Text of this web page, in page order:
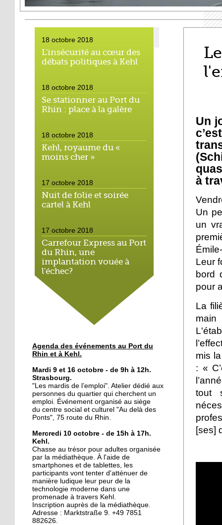
18 octobre 2018
L'insécurité au cœur des
débats politiques à Kehl
18 octobre 2018
Se stationner au Port du
Rhin : place à la galère
18 octobre 2018
Kehl, royaume du «
moins cher »
17 octobre 2018
Nuit de folie et soirée
cartel à Kehl
17 octobre 2018
Carrefour Express au Port
du Rhin, une
implantation vouée à
l'échec?
17 octobre 2018
Le bateau-école met le
cap sur l'emploi
Le Port du Rhin, terre de
12 octobre 2018
Du lien social au petit-
déjeuner
11 octobre 2018
La ligne D sur les rails
20 octobre 2017
Le Port-du-Rhin, paradis
perdu du graffiti
strasbourgeois ?
Agenda des événements au Port du
Rhin et à Kehl.
Mardi 9 et 16 octobre - de 9h à 12h.
Strasbourg.
"Les mardis de l’emploi". Atelier dédié aux
personnes du quartier qui cherchent un
emploi. Événement organisé au siège
du centre social et culturel "Au delà des
Ponts", 75 route du Rhin.
Mercredi 10 octobre - de 15h à 17h.
Kehl.
Chasse au trésor pour adultes organisée
par la médiathèque. À l'aide de
smartphones et de tablettes, les
participants vont tenter d'atténuer de
manière ludique leur peur de la
technologie moderne dans une
promenade à travers Kehl.
Inscription auprès de la médiathèque.
Adresse : Marktstraße 9. +49 7851
882626.
Un
à
Un
un
Leur
bord
pour
La
main
mis
: «
tout
[ses]